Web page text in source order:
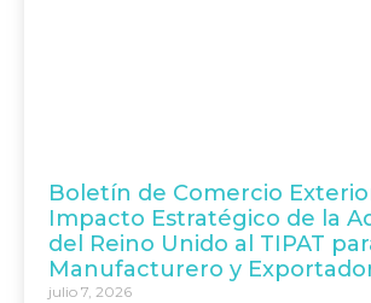
Boletín de Comercio
Impacto Estratégico de la
del Reino Unido al TIPAT
Manufacturero y
julio 7, 2026